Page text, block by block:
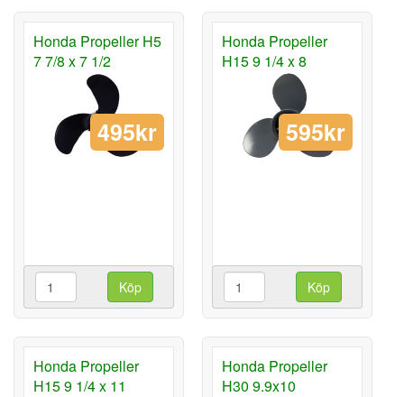
Honda Propeller H5
7 7/8 x 7 1/2
495kr
Köp
Honda Propeller
H15 9 1/4 x 8
595kr
Köp
Honda Propeller
H15 9 1/4 x 11
Honda Propeller
H30 9.9x10